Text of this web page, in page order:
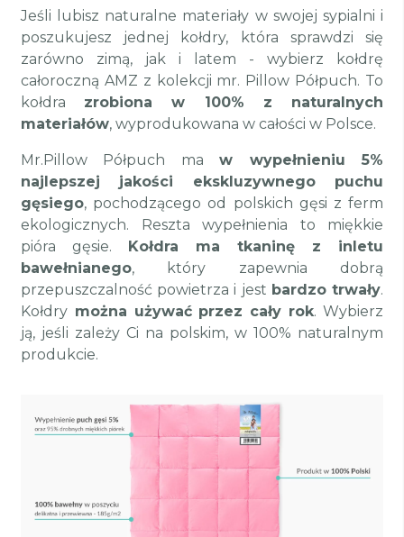
Jeśli lubisz naturalne materiały w swojej sypialni i
poszukujesz jednej kołdry, która sprawdzi się
zarówno zimą, jak i latem - wybierz kołdrę
całoroczną AMZ z kolekcji mr. Pillow Półpuch. To
kołdra zrobiona w 100% z naturalnych
materiałów, wyprodukowana w całości w Polsce.
Mr.Pillow Półpuch maw wypełnieniu 5%
najlepszej jakości ekskluzywnego puchu
gęsiego, pochodzącego od polskich gęsi z ferm
ekologicznych. Reszta wypełnienia to miękkie
pióra gęsie.
Kołdra ma tkaninę z inletu
bawełnianego, który zapewnia dobrą
przepuszczalność powietrza i jest bardzo trwały.
Kołdry można używać przez cały rok. Wybierz
ją, jeśli zależy Ci na polskim, w 100% naturalnym
produkcie.